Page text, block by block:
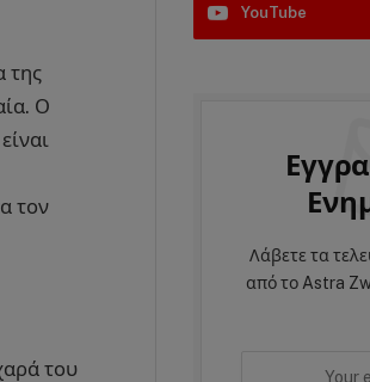
της
Ο
τον
του
YouTube
Λάβετε τα
από το Astra